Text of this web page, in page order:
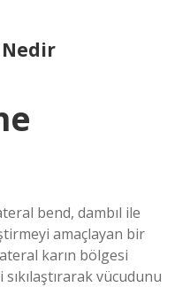
bend, dambıl ile
amaçlayan bir
karın bölgesi
vücudunu